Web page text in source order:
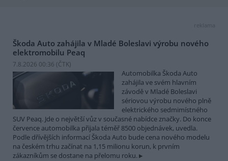
reklama
Škoda Auto zahájila v Mladé Boleslavi výrobu nového
elektromobilu Peaq
7.8.2026 00:36 (ČTK)
Automobilka Škoda Auto
zahájila ve svém hlavním
závodě v Mladé Boleslavi
sériovou výrobu nového plně
elektrického sedmimístného
SUV Peaq. Jde o největší vůz v současné nabídce značky. Do konce
července automobilka přijala téměř 8500 objednávek, uvedla.
Podle dřívějších informací Škoda Auto bude cena nového modelu
na českém trhu začínat na 1,15 milionu korun, k prvním
zákazníkům se dostane na přelomu roku.